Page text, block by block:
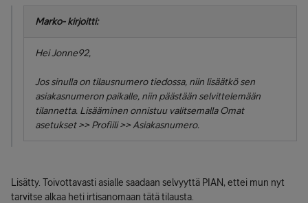
Marko- kirjoitti:
Hei Jonne92,
Jos sinulla on tilausnumero tiedossa, niin lisäätkö sen
asiakasnumeron paikalle, niin päästään selvittelemään
tilannetta. Lisääminen onnistuu valitsemalla Omat
asetukset >> Profiili >> Asiakasnumero.
Lisätty. Toivottavasti asialle saadaan selvyyttä PIAN, ettei mun nyt
tarvitse alkaa heti irtisanomaan tätä tilausta.